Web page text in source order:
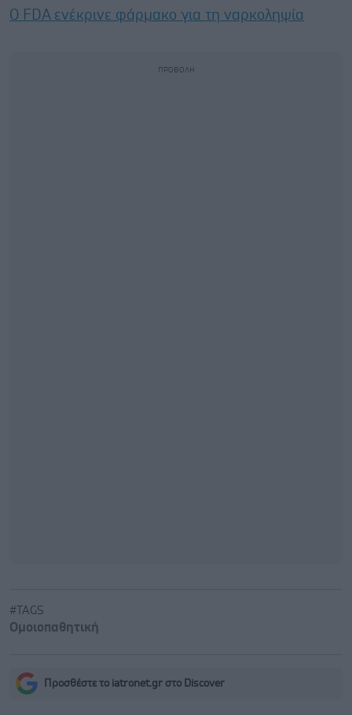
Ο FDA ενέκρινε φάρμακο για τη ναρκοληψία
#TAGS
Ομοιοπαθητική
Προσθέστε το iatronet.gr στο Discover